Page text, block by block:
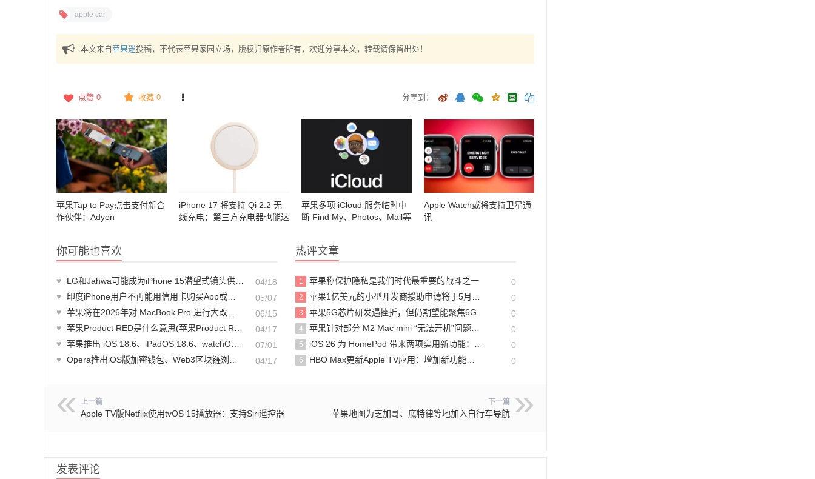
apple car
本文来自苹果迷投稿，不代表苹果家园立场，版权归原作者所有，欢迎分享本文，转载请保留出处！
点赞 0 收藏 0 分享到：
苹果Tap to Pay点击支付新合
作伙伴：Adyen
iPhone 17 将支持 Qi 2.2 无
线充电：第三方充电器也能达
苹果多项 iCloud 服务临时中
断 Find My、Photos、Mail等
Apple Watch或将支持卫星通
讯
你可能也喜欢
♥ LG和Jahwa可能成为iPhone 15潜望式镜头供应商
04/18
♥
印度iPhone用户不再能用信用卡购买App或订阅服务
05/07
♥ 苹果将在2026年对 MacBook Pro 进行大改款，最全预测汇总
06/15
♥ 苹果Product RED是什么意思(苹果Product RED产品详解)
04/17
♥ 苹果推出 iOS 18.6、iPadOS 18.6、watchOS 11.6 Beta 2 版本
07/01
♥ Opera推出iOS版加密钱包、Web3区块链浏览器 04/17
热评文章
1 苹果称保护隐私是我们时代最重要的战斗之一 0
2 苹果1亿美元的小型开发商援助申请将于5月20日截止 0
3 苹果5G芯片研发遇挫折，但仍期望能聚焦6G 0
4 苹果针对部分 M2 Mac mini “无法开机”问题推出维修计划 0
5 iOS 26 为 HomePod 带来两项实用新功能：Wi-Fi设置优化与音乐过渡新功能 0
6 HBO Max更新Apple TV应用：增加新功能并提高稳定性 0
上一篇
Apple TV版Netflix使用tvOS 15播放器：支持Siri遥控器
下一篇
苹果地图为芝加哥、底特律等地加入自行车导航
发表评论